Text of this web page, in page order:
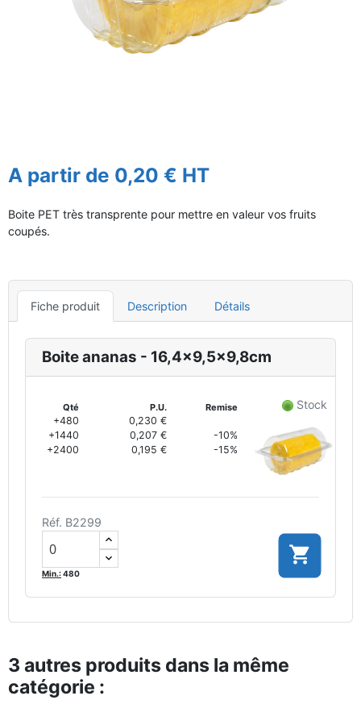
A partir de 0,20 € HT
Boite PET très transprente pour mettre en valeur vos fruits
coupés.
Fiche produit Description Détails
Boite ananas - 16,4x9,5x9,8cm
Qté P.U. Remise
+480
0,230 €
+1440
0,207 €
-10%
+2400
0,195 € -15%
Stock
Réf. B2299
Min.:480

3 autres produits dans la même
catégorie :